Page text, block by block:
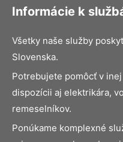
Informácie k
Všetky naše služby
Slovenska.
Potrebujete pomôcť v
dispozícii aj elektrikára,
remeselníkov.
Ponúkame komplexné